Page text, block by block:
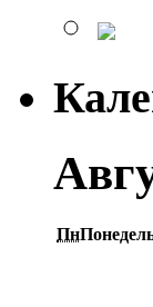
Пн